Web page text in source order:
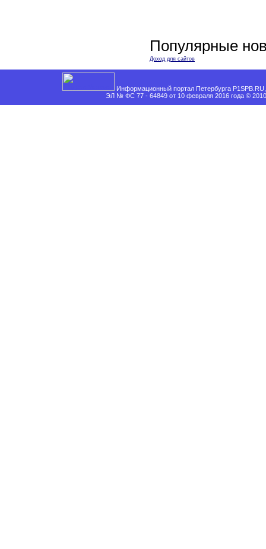
Популярные
Доход для сайтов
Информационный портал Петербурга
ЭЛ № ФС 77 - 64849 от 10 февраля 2016 года ©